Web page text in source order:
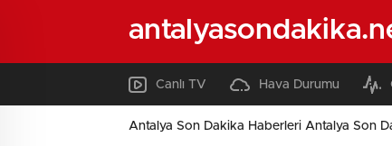
Canlı TV Hava Durumu
Antalya Son Dakika Haberleri Antalya Son